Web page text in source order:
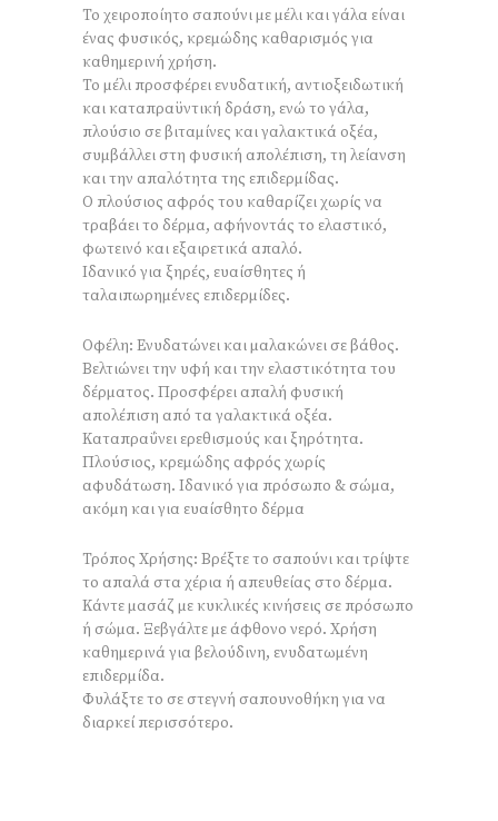
Το χειροποίητο σαπούνι με μέλι και γάλα είναι
ένας φυσικός, κρεμώδης καθαρισμός για
καθημερινή χρήση.
Το μέλι προσφέρει ενυδατική, αντιοξειδωτική
και καταπραϋντική δράση, ενώ το γάλα,
πλούσιο σε βιταμίνες και γαλακτικά οξέα,
συμβάλλει στη φυσική απολέπιση, τη λείανση
και την απαλότητα της επιδερμίδας.
Ο πλούσιος αφρός του καθαρίζει χωρίς να
τραβάει το δέρμα, αφήνοντάς το ελαστικό,
φωτεινό και εξαιρετικά απαλό.
Ιδανικό για ξηρές, ευαίσθητες ή
ταλαιπωρημένες επιδερμίδες.
Οφέλη: Ενυδατώνει και μαλακώνει σε βάθος.
Βελτιώνει την υφή και την ελαστικότητα του
δέρματος. Προσφέρει απαλή φυσική
απολέπιση από τα γαλακτικά οξέα.
Καταπραΰνει ερεθισμούς και ξηρότητα.
Πλούσιος, κρεμώδης αφρός χωρίς
αφυδάτωση. Ιδανικό για πρόσωπο & σώμα,
ακόμη και για ευαίσθητο δέρμα
Τρόπος Χρήσης: Βρέξτε το σαπούνι και τρίψτε
το απαλά στα χέρια ή απευθείας στο δέρμα.
Κάντε μασάζ με κυκλικές κινήσεις σε πρόσωπο
ή σώμα. Ξεβγάλτε με άφθονο νερό. Χρήση
καθημερινά για βελούδινη, ενυδατωμένη
επιδερμίδα.
Φυλάξτε το σε στεγνή σαπουνοθήκη για να
διαρκεί περισσότερο.